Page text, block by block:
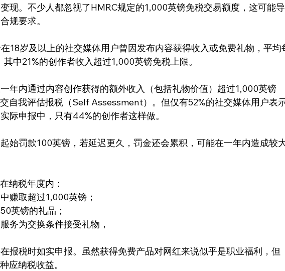
现。不少人都忽视了HMRC规定的1,000英镑免税交易额度，这可能导
规要求。
18岁及以上的社交媒体用户曾因发布内容获得收入或免费礼物，平均
中21%的创作者收入超过1,000英镑免税上限。
年内通过内容创作获得的额外收入（包括礼物价值）超过1,000英镑
自我评估报税（Self Assessment）。但仅有52%的社交媒体用户表
际申报中，只有44%的创作者这样做。
始罚款100英镑，若延迟更久，罚金还会累积，可能在一年内造成较
纳税年度内：
赚取超过1,000英镑；
英镑的礼品；
务为交换条件接受礼物，
报税时如实申报。虽然获得免费产品对网红来说似乎是职业福利，但
应纳税收益。